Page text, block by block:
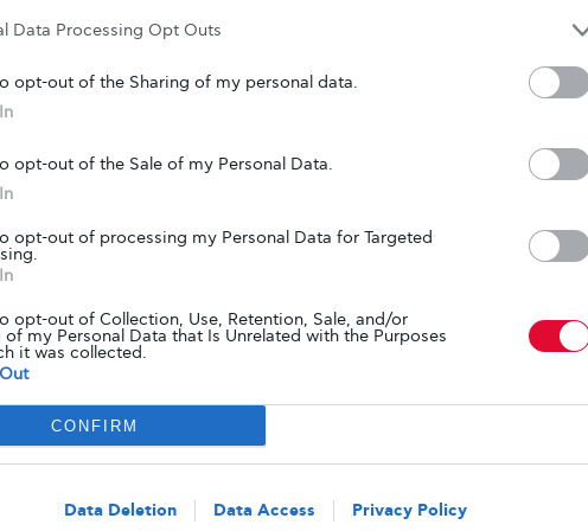
Data Processing Opt Outs
opt-out of the Sharing of my personal data.
opt-out of the Sale of my Personal Data.
opt-out of processing my Personal Data for Targeted
opt-out of Collection, Use, Retention, Sale, and/or
of my Personal Data that Is Unrelated with the Purposes
it was collected.
CONFIRM
Data Deletion Data Access Privacy Policy
σωστή Διατροφή και σιγά σιγά να
που θα μας επιτρέψει την καλύτερη
ούτως ώστε να αποκτήσουμε περισσότερη
διαβήτη και να αποφύγουμε τις επιπλοκές.
εργαλείο και βοήθεια στη ζωή μας με
μάθουμε πως να εντάξουμε την ισορροπημένη
μας.
να είναι μια πλούσια, γευστική και υγιεινή
την ακολουθήσουμε
“ΔΙΑΤΡΟΦΗ ΣΤΟ ΔΙΑΒΗΤΗ”.
και καλή επιτυχία από εμάς!